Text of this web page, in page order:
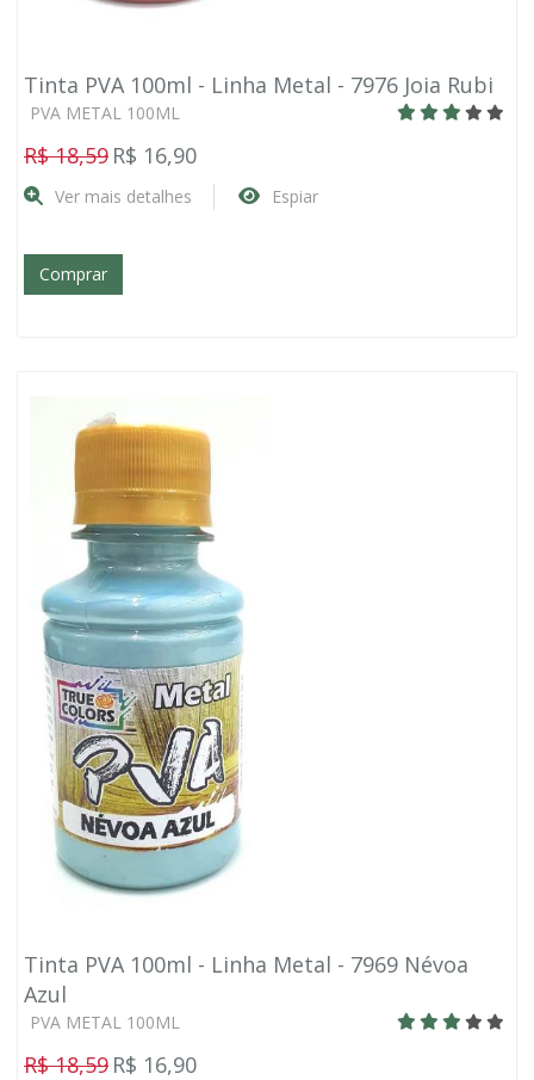
Tinta PVA 100ml - Linha Metal - 7976 Joia Rubi
PVA METAL 100ML
R$ 18,59 R$ 16,90
Ver mais detalhes Espiar
Comprar
Tinta PVA 100ml - Linha Metal - 7969 Névoa
Azul
PVA METAL 100ML
R$ 18,59 R$ 16,90